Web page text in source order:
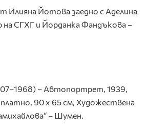
Илияна Йотова заедно с Аделина
на СГХГ и Йорданка Фандъкова –
– Автопортрет, 1939,
90 х 65 см, Художествена
– Шумен.